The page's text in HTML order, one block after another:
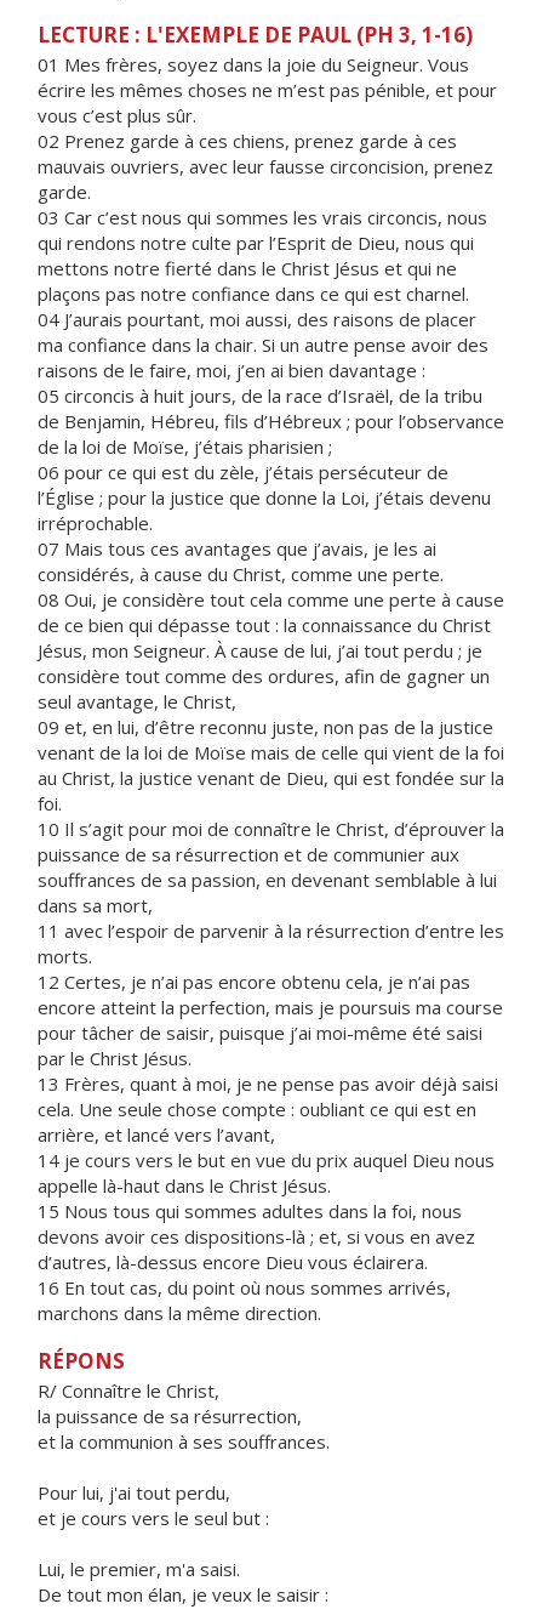
LECTURE : L'EXEMPLE DE PAUL (PH 3, 1-16)
01 Mes frères, soyez dans la joie du Seigneur. Vous
écrire les mêmes choses ne m’est pas pénible, et pour
vous c’est plus sûr.
02 Prenez garde à ces chiens, prenez garde à ces
mauvais ouvriers, avec leur fausse circoncision, prenez
garde.
03 Car c’est nous qui sommes les vrais circoncis, nous
qui rendons notre culte par l’Esprit de Dieu, nous qui
mettons notre fierté dans le Christ Jésus et qui ne
plaçons pas notre confiance dans ce qui est charnel.
04 J’aurais pourtant, moi aussi, des raisons de placer
ma confiance dans la chair. Si un autre pense avoir des
raisons de le faire, moi, j’en ai bien davantage :
05 circoncis à huit jours, de la race d’Israël, de la tribu
de Benjamin, Hébreu, fils d’Hébreux ; pour l’observance
de la loi de Moïse, j’étais pharisien ;
06 pour ce qui est du zèle, j’étais persécuteur de
l’Église ; pour la justice que donne la Loi, j’étais devenu
irréprochable.
07 Mais tous ces avantages que j’avais, je les ai
considérés, à cause du Christ, comme une perte.
08 Oui, je considère tout cela comme une perte à cause
de ce bien qui dépasse tout : la connaissance du Christ
Jésus, mon Seigneur. À cause de lui, j’ai tout perdu ; je
considère tout comme des ordures, afin de gagner un
seul avantage, le Christ,
09 et, en lui, d’être reconnu juste, non pas de la justice
venant de la loi de Moïse mais de celle qui vient de la foi
au Christ, la justice venant de Dieu, qui est fondée sur la
foi.
10 Il s’agit pour moi de connaître le Christ, d’éprouver la
puissance de sa résurrection et de communier aux
souffrances de sa passion, en devenant semblable à lui
dans sa mort,
11 avec l’espoir de parvenir à la résurrection d’entre les
morts.
12 Certes, je n’ai pas encore obtenu cela, je n’ai pas
encore atteint la perfection, mais je poursuis ma course
pour tâcher de saisir, puisque j’ai moi-même été saisi
par le Christ Jésus.
13 Frères, quant à moi, je ne pense pas avoir déjà saisi
cela. Une seule chose compte : oubliant ce qui est en
arrière, et lancé vers l’avant,
14 je cours vers le but en vue du prix auquel Dieu nous
appelle là-haut dans le Christ Jésus.
15 Nous tous qui sommes adultes dans la foi, nous
devons avoir ces dispositions-là ; et, si vous en avez
d’autres, là-dessus encore Dieu vous éclairera.
16 En tout cas, du point où nous sommes arrivés,
marchons dans la même direction.
RÉPONS
R/ Connaître le Christ,
la puissance de sa résurrection,
et la communion à ses souffrances.
Pour lui, j'ai tout perdu,
et je cours vers le seul but :
Lui, le premier, m'a saisi.
De tout mon élan, je veux le saisir :